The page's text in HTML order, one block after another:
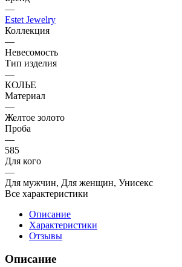
—
Estet Jewelry
Коллекция
—
Невесомость
Тип изделия
—
КОЛЬЕ
Материал
—
Желтое золото
Проба
—
585
Для кого
—
Для мужчин, Для женщин, Унисекс
Все характеристики
Описание
Характеристики
Отзывы
Описание